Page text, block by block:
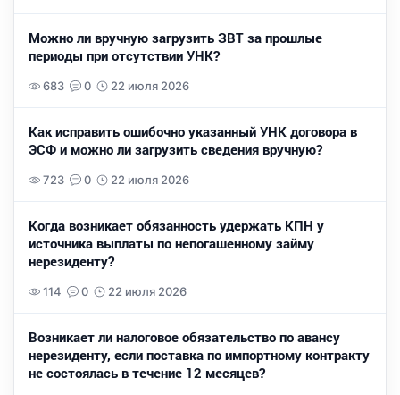
Можно ли вручную загрузить ЗВТ за прошлые
периоды при отсутствии УНК?
683 0 22 июля 2026
Как исправить ошибочно указанный УНК договора в
ЭСФ и можно ли загрузить сведения вручную?
723 0 22 июля 2026
Когда возникает обязанность удержать КПН у
источника выплаты по непогашенному займу
нерезиденту?
114 0 22 июля 2026
Возникает ли налоговое обязательство по авансу
нерезиденту, если поставка по импортному контракту
не состоялась в течение 12 месяцев?